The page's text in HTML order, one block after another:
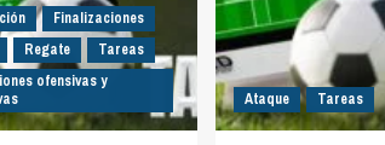
Finalizaciones
Regate
Tareas
ofensivas y
Ataque Tareas